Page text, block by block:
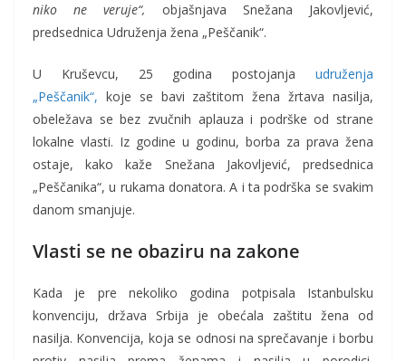
niko ne veruje“, objašnjava Snežana Jakovljević,
predsednica Udruženja žena „Peščanik“.
U Kruševcu, 25 godina postojanja udruženja
„Peščanik“, koje se bavi zaštitom žena žrtava nasilja,
obeležava se bez zvučnih aplauza i podrške od strane
lokalne vlasti. Iz godine u godinu, borba za prava žena
ostaje, kako kaže Snežana Jakovljević, predsednica
„Peščanika“, u rukama donatora. A i ta podrška se svakim
danom smanjuje.
Vlasti se ne obaziru na zakone
Kada je pre nekoliko godina potpisala Istanbulsku
konvenciju, država Srbija je obećala zaštitu žena od
nasilja. Konvencija, koja se odnosi na sprečavanje i borbu